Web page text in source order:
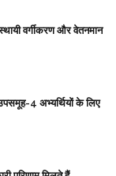
वर्गीकरण और वेतनमान
4 अभ्यर्थियों के लिए